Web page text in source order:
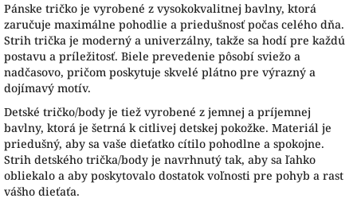
Pánske tričko je vyrobené z vysokokvalitnej bavlny, ktorá
zaručuje maximálne pohodlie a priedušnosť počas celého dňa.
Strih trička je moderný a univerzálny, takže sa hodí pre každú
postavu a príležitosť. Biele prevedenie pôsobí sviežo a
nadčasovo, pričom poskytuje skvelé plátno pre výrazný a
dojímavý motív.
Detské tričko/body je tiež vyrobené z jemnej a príjemnej
bavlny, ktorá je šetrná k citlivej detskej pokožke. Materiál je
priedušný, aby sa vaše dieťatko cítilo pohodlne a spokojne.
Strih detského trička/body je navrhnutý tak, aby sa ľahko
obliekalo a aby poskytovalo dostatok voľnosti pre pohyb a rast
vášho dieťaťa.